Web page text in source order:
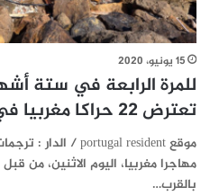
15 يونيو، 2020
للمرة الرابعة في ستة
تعترض 22 حراكا مغربيا في سواحلها
مهاجرا مغربيا، اليوم الاثنين، من
بالقرب…